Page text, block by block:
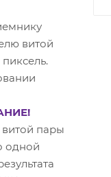
витой
пары
одной